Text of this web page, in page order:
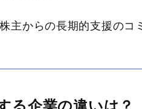
主からの長期的支援のコ
る企業の違いは？